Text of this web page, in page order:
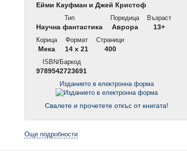
Ейми Кауфман и Джей Кристоф
Тип
Научна фантастика
Поредица
Аврора
Възраст
13+
Корица
Мека
Формат
14 x 21
Страници
400
ISBN/Баркод
9789542723691
Изданието в електронна форма
Свалете и прочетете откъс от книгата!
Още подробности